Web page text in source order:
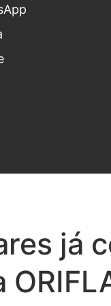
já